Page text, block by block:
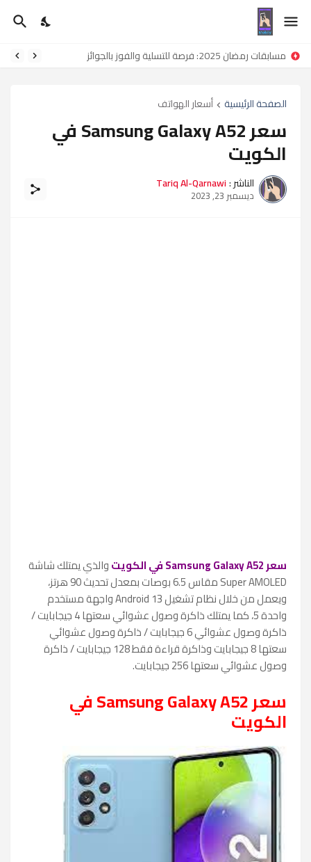
مسابقات رمضان 2025: فرصة للتسلية والفوز بالجوائز
الصفحة الرئيسية أسعار الهواتف
سعر Samsung Galaxy A52 في
الكويت
الناشر :Tariq Al-Qarnawi
ديسمبر 23, 2023
سعر Samsung Galaxy A52 في الكويت
والذي يمتلك شاشة
Super AMOLED مقاس 6.5 بوصات بمعدل تحديث 90 هرتز،
ويعمل من خلال نظام تشغيل Android 13 واجهة مستخدم
واحدة 5، كما يمتلك ذاكرة وصول عشوائي سعتها 4 جيجابايت /
ذاكرة وصول عشوائي 6 جيجابايت / ذاكرة وصول عشوائي
سعتها 8 جيجابايت وذاكرة قراءة فقط 128 جيجابايت / ذاكرة
وصول عشوائي سعتها 256 جيجابايت.
سعر Samsung Galaxy A52 في
الكويت